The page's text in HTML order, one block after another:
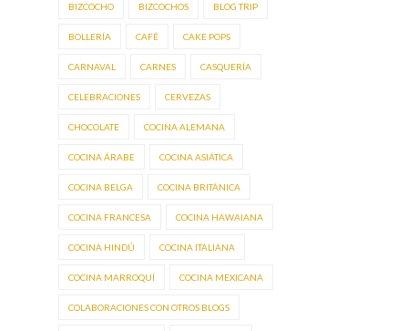
BIZCOCHO BIZCOCHOS BLOG TRIP
BOLLERÍA CAFÉ CAKE POPS
CARNAVAL CARNES CASQUERÍA
CELEBRACIONES CERVEZAS
CHOCOLATE COCINA ALEMANA
COCINA ÁRABE COCINA ASIÁTICA
COCINA BELGA COCINA BRITÁNICA
COCINA FRANCESA COCINA HAWAIANA
COCINA HINDÚ COCINA ITALIANA
COCINA MARROQUÍ COCINA MEXICANA
COLABORACIONES CON OTROS BLOGS